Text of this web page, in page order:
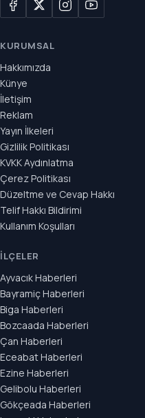
KURUMSAL
Hakkımızda
Künye
İletişim
Reklam
Yayın İlkeleri
Gizlilik Politikası
KVKK Aydınlatma
Çerez Politikası
Düzeltme ve Cevap Hakkı
Telif Hakkı Bildirimi
Kullanım Koşulları
İLÇELER
Ayvacık Haberleri
Bayramiç Haberleri
Biga Haberleri
Bozcaada Haberleri
Çan Haberleri
Eceabat Haberleri
Ezine Haberleri
Gelibolu Haberleri
Gökçeada Haberleri